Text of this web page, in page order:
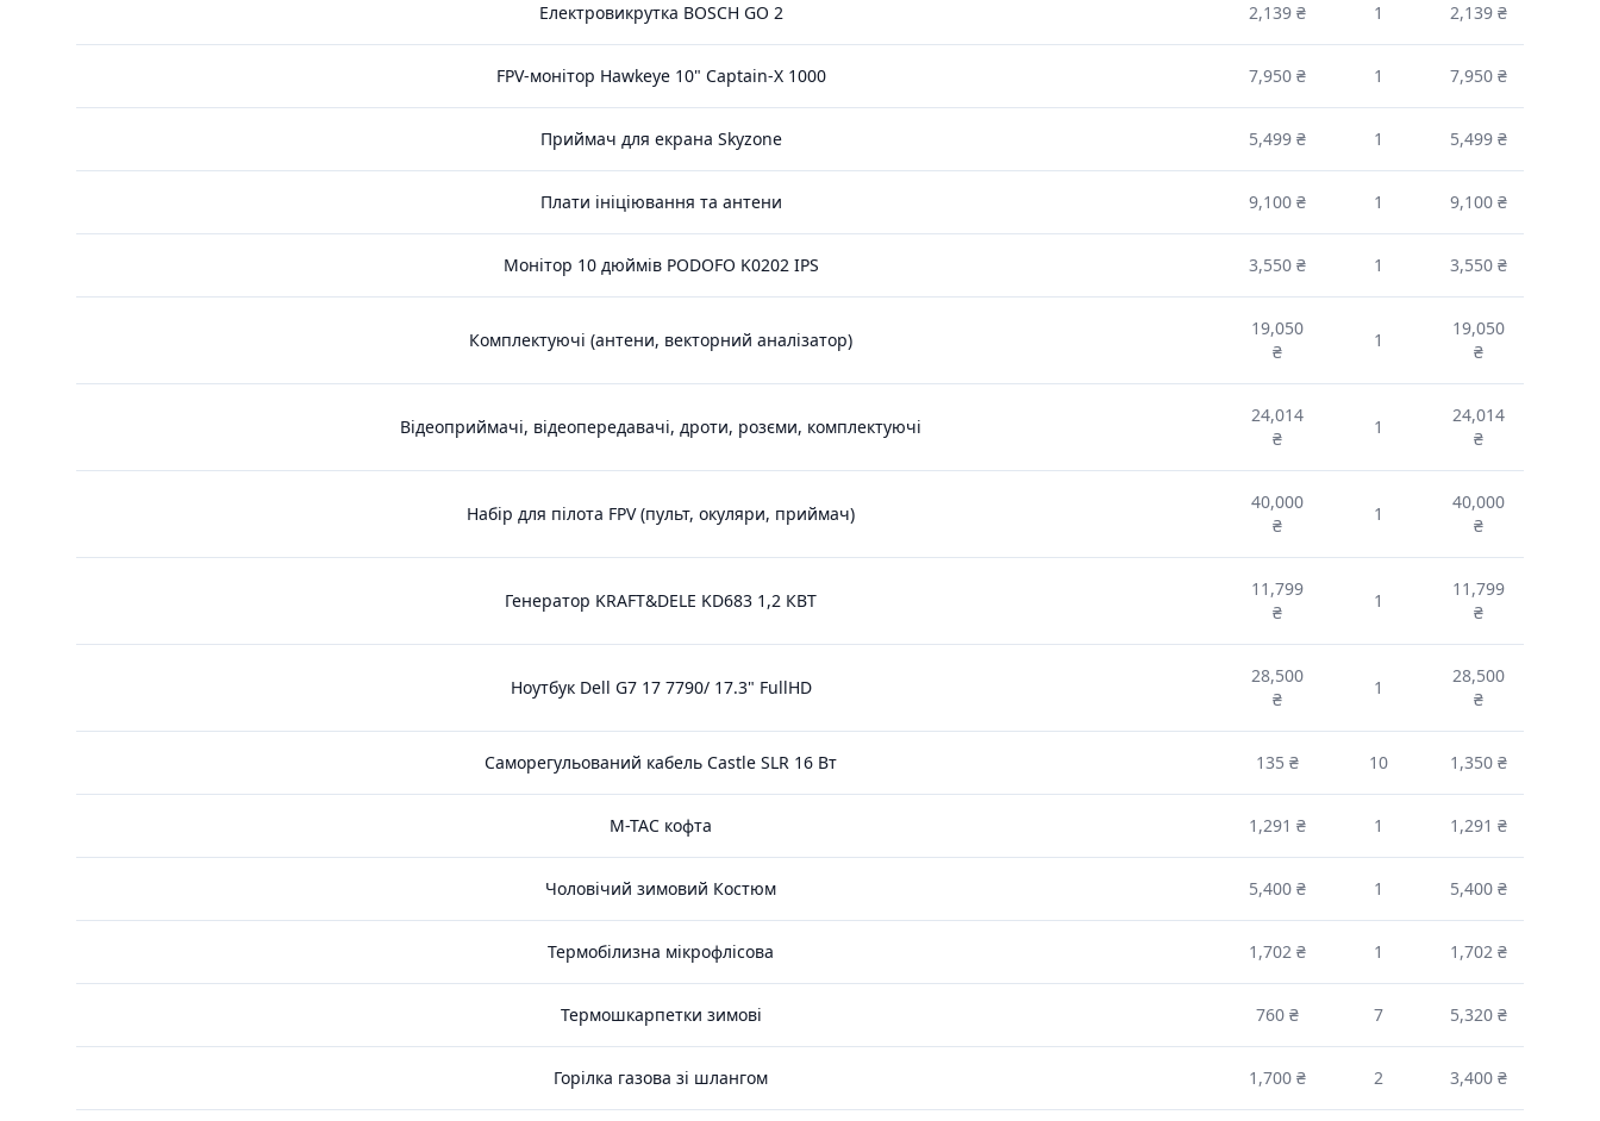
Електровикрутка BOSCH GO 2 2,139 ₴ 1 2,139 ₴
FPV-монітор Hawkeye 10" Captain-X 1000 7,950 ₴ 1 7,950 ₴
Приймач для екрана Skyzone 5,499 ₴ 1 5,499 ₴
Плати ініціювання та антени 9,100 ₴ 1 9,100 ₴
Монітор 10 дюймів PODOFO K0202 IPS 3,550 ₴ 1 3,550 ₴
Комплектуючі (антени, векторний аналізатор)
19,050
₴
1
19,050
₴
Відеоприймачі, відеопередавачі, дроти, розєми, комплектуючі
24,014
₴
1
24,014
₴
Набір для пілота FPV (пульт, окуляри, приймач)
40,000
₴
1
40,000
₴
Генератор KRAFT&DELE KD683 1,2 КВТ
11,799
₴
1
11,799
₴
Ноутбук Dell G7 17 7790/ 17.3" FullHD
28,500
₴
1
28,500
₴
Саморегульований кабель Castle SLR 16 Вт 135 ₴ 10 1,350 ₴
M-TAC кофта 1,291 ₴ 1 1,291 ₴
Чоловічий зимовий Костюм 5,400 ₴ 1 5,400 ₴
Термобілизна мікрофлісова 1,702 ₴ 1 1,702 ₴
Термошкарпетки зимові 760 ₴ 7 5,320 ₴
Горілка газова зі шлангом 1,700 ₴ 2 3,400 ₴